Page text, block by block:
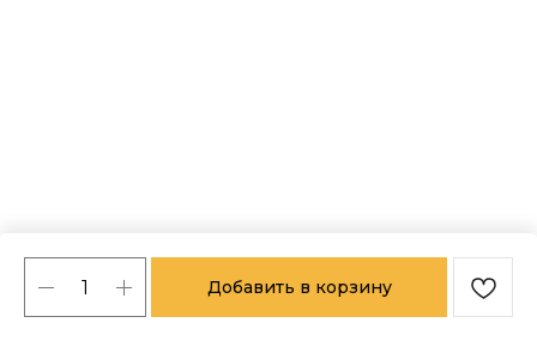
Добавить в корзину